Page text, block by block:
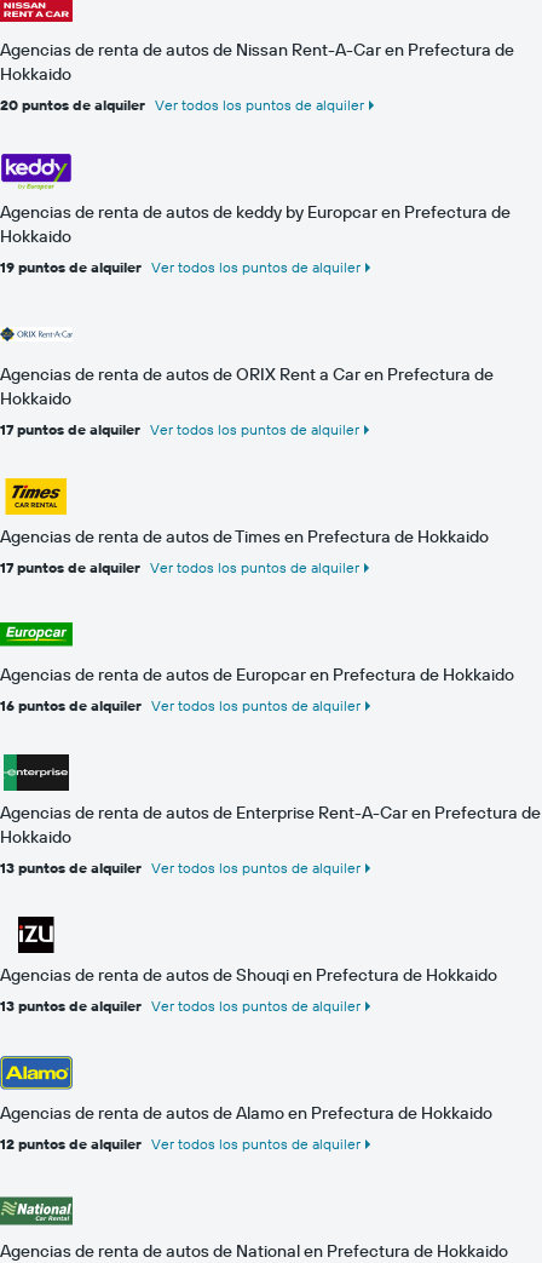
Agencias de renta de autos de Nissan Rent-A-Car en Prefectura de
Hokkaido
20 puntos de alquiler Ver todos los puntos de alquiler
Agencias de renta de autos de keddy by Europcar en Prefectura de
Hokkaido
19 puntos de alquiler Ver todos los puntos de alquiler
Agencias de renta de autos de ORIX Rent a Car en Prefectura de
Hokkaido
17 puntos de alquiler Ver todos los puntos de alquiler
Agencias de renta de autos de Times en Prefectura de Hokkaido
17 puntos de alquiler Ver todos los puntos de alquiler
Agencias de renta de autos de Europcar en Prefectura de Hokkaido
16 puntos de alquiler Ver todos los puntos de alquiler
Agencias de renta de autos de Enterprise Rent-A-Car en Prefectura de
Hokkaido
13 puntos de alquiler Ver todos los puntos de alquiler
Agencias de renta de autos de Shouqi en Prefectura de Hokkaido
13 puntos de alquiler Ver todos los puntos de alquiler
Agencias de renta de autos de Alamo en Prefectura de Hokkaido
12 puntos de alquiler Ver todos los puntos de alquiler
Agencias de renta de autos de National en Prefectura de Hokkaido